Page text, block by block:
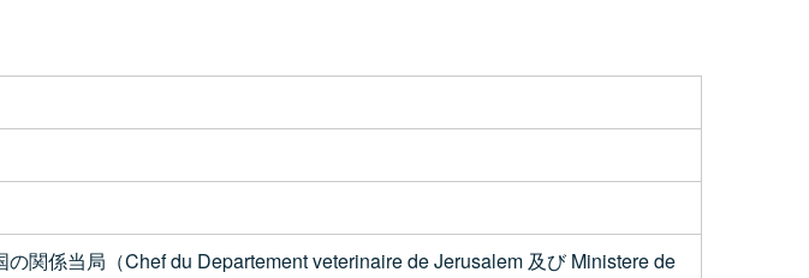
関係当局（Chef du Departement veterinaire de Jerusalem 及び Ministere de